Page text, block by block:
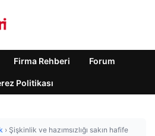
Firma Rehberi Forum
Politikası
› Şişkinlik ve hazımsızlığı sakın hafife